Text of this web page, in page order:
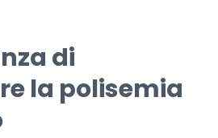
di
la polisemia